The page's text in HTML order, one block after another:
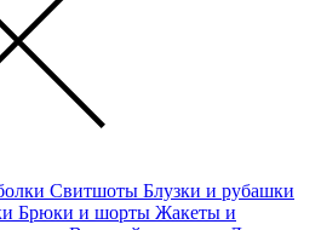
Свитшоты Блузки и рубашки
Брюки и шорты Жакеты и